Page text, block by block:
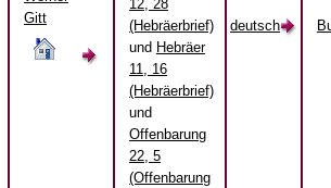
Gitt
12, 28
(Hebräerbrief)
und Hebräer
11, 16
(Hebräerbrief)
und
Offenbarung
22, 5
(Offenbarung
deutsch